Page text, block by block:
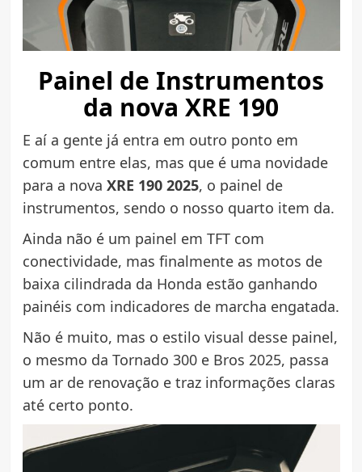
Painel de Instrumentos
da nova XRE 190
E aí a gente já entra em outro ponto em
comum entre elas, mas que é uma novidade
para a nova XRE 190 2025, o painel de
instrumentos, sendo o nosso quarto item da.
Ainda não é um painel em TFT com
conectividade, mas finalmente as motos de
baixa cilindrada da Honda estão ganhando
painéis com indicadores de marcha engatada.
Não é muito, mas o estilo visual desse painel,
o mesmo da Tornado 300 e Bros 2025, passa
um ar de renovação e traz informações claras
até certo ponto.